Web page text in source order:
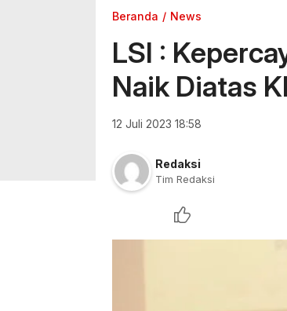
Beranda News
LSI :
Naik Diatas
12 Juli 2023 18:58
Redaksi
Tim Redaksi